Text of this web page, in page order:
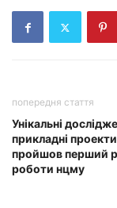
попередня стаття
Унікальні
прикладні
пройшов перший
роботи нцму